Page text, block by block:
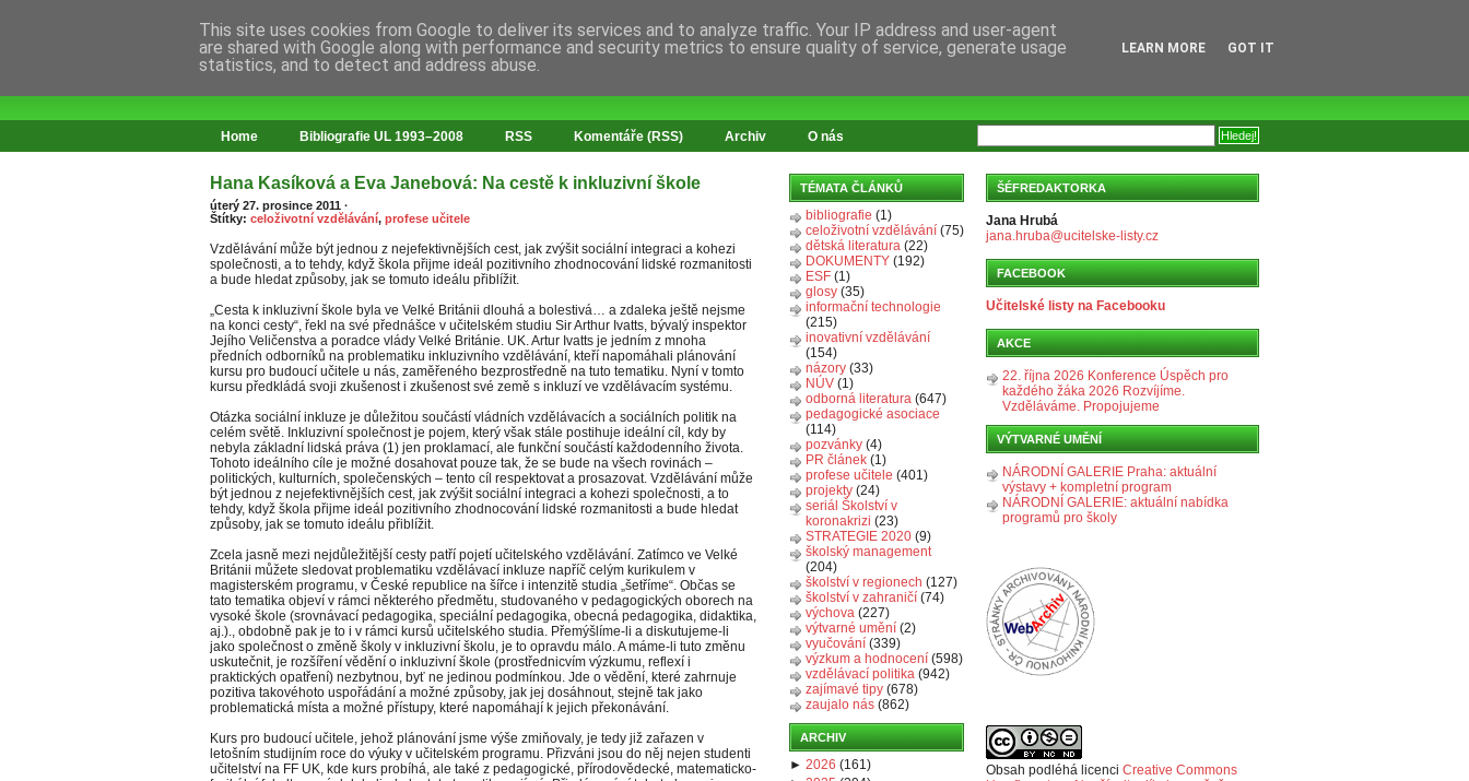
Home Bibliografie UL 1993–2008 RSS Komentáře (RSS) Archiv O nás
Hana Kasíková a Eva Janebová: Na cestě k inkluzivní škole
úterý 27. prosince 2011 ·
Štítky: celoživotní vzdělávání, profese učitele
Vzdělávání může být jednou z nejefektivnějších cest, jak zvýšit sociální integraci a kohezi
společnosti, a to tehdy, když škola přijme ideál pozitivního zhodnocování lidské rozmanitosti
a bude hledat způsoby, jak se tomuto ideálu přiblížit.
„Cesta k inkluzivní škole byla ve Velké Británii dlouhá a bolestivá… a zdaleka ještě nejsme
na konci cesty“, řekl na své přednášce v učitelském studiu Sir Arthur Ivatts, bývalý inspektor
Jejího Veličenstva a poradce vlády Velké Británie. UK. Artur Ivatts je jedním z mnoha
předních odborníků na problematiku inkluzivního vzdělávání, kteří napomáhali plánování
kursu pro budoucí učitele u nás, zaměřeného bezprostředně na tuto tematiku. Nyní v tomto
kursu předkládá svoji zkušenost i zkušenost své země s inkluzí ve vzdělávacím systému.
Otázka sociální inkluze je důležitou součástí vládních vzdělávacích a sociálních politik na
celém světě. Inkluzivní společnost je pojem, který však stále postihuje ideální cíl, kdy by
nebyla základní lidská práva (1) jen proklamací, ale funkční součástí každodenního života.
Tohoto ideálního cíle je možné dosahovat pouze tak, že se bude na všech rovinách –
politických, kulturních, společenských – tento cíl respektovat a prosazovat. Vzdělávání může
být jednou z nejefektivnějších cest, jak zvýšit sociální integraci a kohezi společnosti, a to
tehdy, když škola přijme ideál pozitivního zhodnocování lidské rozmanitosti a bude hledat
způsoby, jak se tomuto ideálu přiblížit.
Zcela jasně mezi nejdůležitější cesty patří pojetí učitelského vzdělávání. Zatímco ve Velké
Británii můžete sledovat problematiku vzdělávací inkluze napříč celým kurikulem v
magisterském programu, v České republice na šířce i intenzitě studia „šetříme“. Občas se
tato tematika objeví v rámci některého předmětu, studovaného v pedagogických oborech na
vysoké škole (srovnávací pedagogika, speciální pedagogika, obecná pedagogika, didaktika,
aj.)., obdobně pak je to i v rámci kursů učitelského studia. Přemýšlíme-li a diskutujeme-li
jako společnost o změně školy v inkluzivní školu, je to opravdu málo. A máme-li tuto změnu
uskutečnit, je rozšíření vědění o inkluzivní škole (prostřednicvím výzkumu, reflexí i
praktických opatření) nezbytnou, byť ne jedinou podmínkou. Jde o vědění, které zahrnuje
pozitiva takovéhoto uspořádání a možné způsoby, jak jej dosáhnout, stejně tak jako
problematická místa a možné přístupy, které napomáhají k jejich překonávání.
Kurs pro budoucí učitele, jehož plánování jsme výše zmiňovaly, je tedy již zařazen v
letošním studijním roce do výuky v učitelském programu. Přizváni jsou do něj nejen studenti
učitelství na FF UK, kde kurs probíhá, ale také z pedagogické, přírodovědecké, matematicko-
TÉMATA ČLÁNKŮ
bibliografie (1)
celoživotní vzdělávání (75)
dětská literatura (22)
DOKUMENTY (192)
ESF (1)
glosy (35)
informační technologie
(215)
inovativní vzdělávání
(154)
názory (33)
NÚV (1)
odborná literatura (647)
pedagogické asociace
(114)
pozvánky (4)
PR článek (1)
profese učitele (401)
projekty (24)
seriál Školství v
koronakrizi (23)
STRATEGIE 2020 (9)
školský management
(204)
školství v regionech (127)
školství v zahraničí (74)
výchova (227)
výtvarné umění (2)
vyučování (339)
výzkum a hodnocení (598)
vzdělávací politika (942)
zajímavé tipy (678)
zaujalo nás (862)
ARCHIV
► 2026 (161)
ŠÉFREDAKTORKA
Jana Hrubá
jana.hruba@ucitelske-listy.cz
FACEBOOK
Učitelské listy na Facebooku
AKCE
22. října 2026 Konference Úspěch pro
každého žáka 2026 Rozvíjíme.
Vzděláváme. Propojujeme
VÝTVARNÉ UMĚNÍ
NÁRODNÍ GALERIE Praha: aktuální
výstavy + kompletní program
NÁRODNÍ GALERIE: aktuální nabídka
programů pro školy
Obsah podléhá licenci Creative Commons
This site uses cookies from Google to deliver its services and to analyze traffic. Your IP address and user-agent
are shared with Google along with performance and security metrics to ensure quality of service, generate usage
statistics, and to detect and address abuse.
LEARN MORE GOT IT